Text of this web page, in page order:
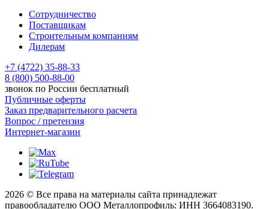
Сотрудничество
Поставщикам
Строительным компаниям
Дилерам
+7 (4722) 35-88-33
8 (800) 500-88-00
звонок по России бесплатный
Публичные оферты
Заказ предварительного расчета
Вопрос / претензия
Интернет-магазин
2026 © Все права на материалы сайта принадлежат
правообладателю ООО Металлопрофиль: ИНН 3664083190.